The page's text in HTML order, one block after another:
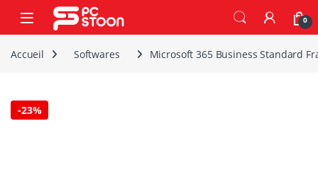
Skip to navigation
Skip to content
0
Accueil Softwares Microsoft 365 Business Standard
-23%